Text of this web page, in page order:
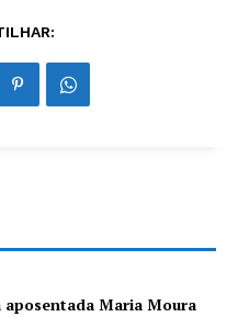
aposentada Maria Moura